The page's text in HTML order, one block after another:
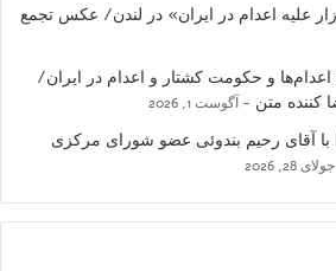
علیه اعدام در ایران» در لندن/ عکس تجمع
و حکومت کشتار و اعدام در ایران/
کننده متن
آگوست 1, 2026
با آقای رحیم بندوئی عضو شورای مرکزی
جولای 28, 2026